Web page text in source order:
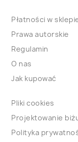
Płatności w
Prawa autorskie
Regulamin
O nas
Jak kupować
Pliki cookies
Projektowanie
Polityka